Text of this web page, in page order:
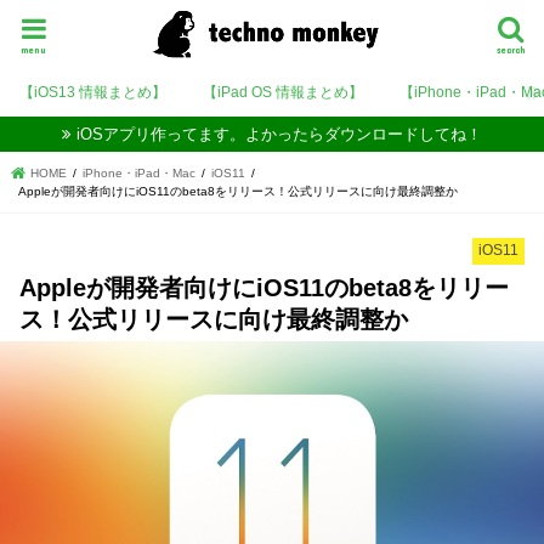
search
menu
【iOS13 情報まとめ】 【iPad OS 情報まとめ】 【iPhone・iPad・
iOSアプリ作ってます。よかったらダウンロードしてね！
HOME iPhone・iPad・Mac
iOS11
Appleが開発者向けにiOS11のbeta8をリリース！公式リリースに向け最終調整か
iOS11
Appleが開発者向けにiOS11のbeta8をリリー
ス！公式リリースに向け最終調整か